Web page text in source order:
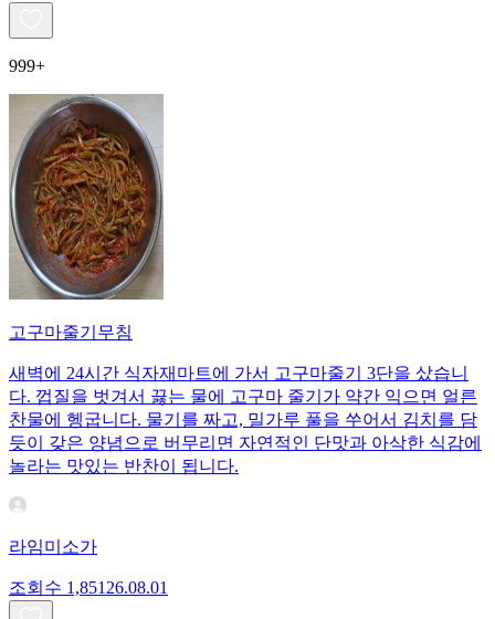
999+
고구마줄기무침
새벽에 24시간 식자재마트에 가서 고구마줄기 3단을 샀습니
다. 껍질을 벗겨서 끓는 물에 고구마 줄기가 약간 익으면 얼른
찬물에 헹굽니다. 물기를 짜고, 밀가루 풀을 쑤어서 김치를 담
듯이 갖은 양념으로 버무리면 자연적인 단맛과 아삭한 식감에
놀라는 맛있는 반찬이 됩니다.
라임미소가
조회수 1,851 26.08.01